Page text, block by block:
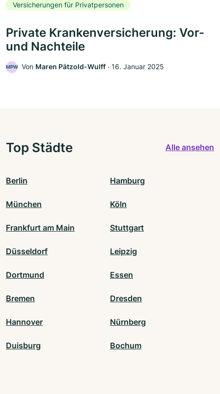
Versicherungen für Privatpersonen
Private Krankenversicherung: Vor-
und Nachteile
MPW Von Maren Pätzold-Wulff ‧ 16. Januar 2025
Top Städte Alle ansehen
Berlin Hamburg
München Köln
Frankfurt am Main Stuttgart
Düsseldorf Leipzig
Dortmund Essen
Bremen Dresden
Hannover Nürnberg
Duisburg Bochum